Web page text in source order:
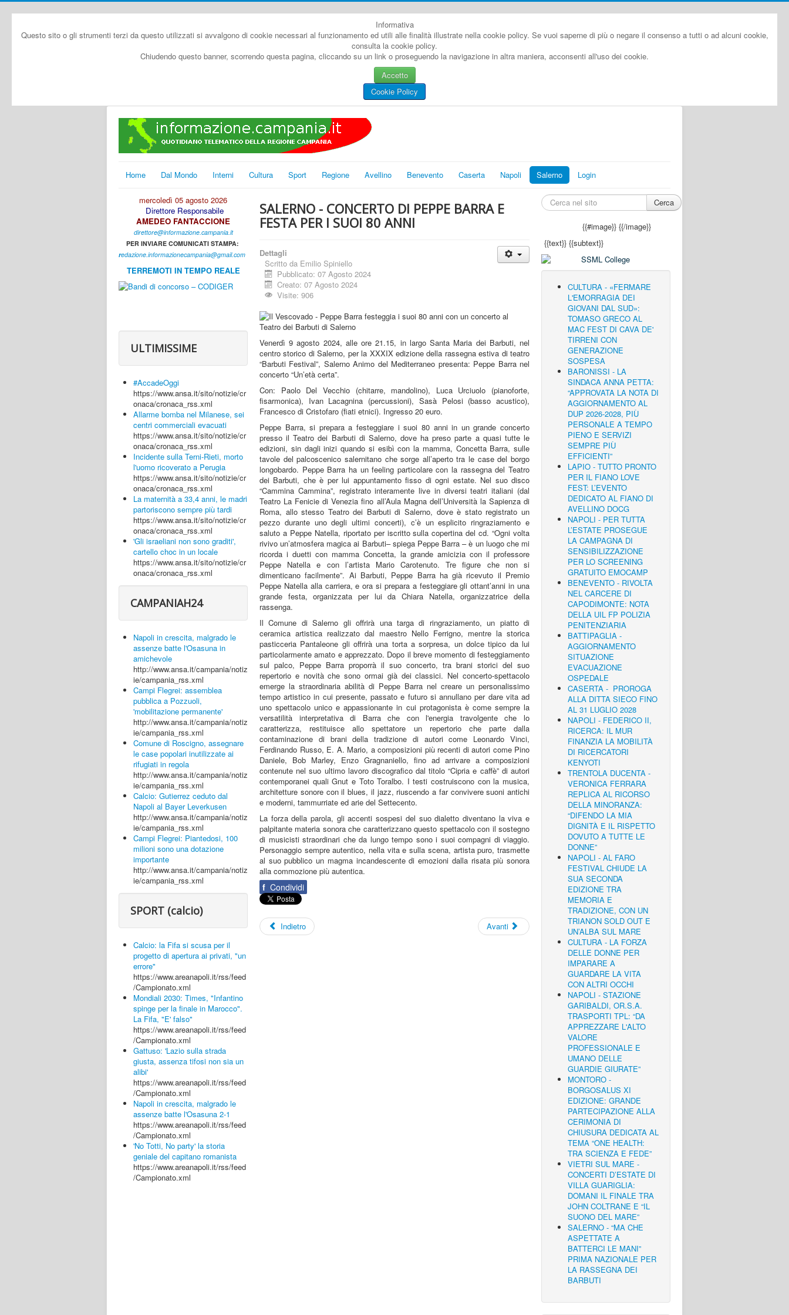
Informativa
Questo sito o gli strumenti terzi da questo utilizzati si avvalgono di cookie necessari al funzionamento ed utili alle finalità illustrate nella cookie policy. Se vuoi saperne di più o negare il consenso a tutti o ad alcuni cookie,
consulta la cookie policy.
Chiudendo questo banner, scorrendo questa pagina, cliccando su un link o proseguendo la navigazione in altra maniera, acconsenti all'uso dei cookie.
Accetto
Cookie Policy
Home Dal Mondo Interni Cultura Sport Regione Avellino Benevento Caserta Napoli Salerno Login
mercoledì 05 agosto 2026
Direttore Responsabile
AMEDEO FANTACCIONE
direttore@informazione.campania.it
PER INVIARE COMUNICATI STAMPA:
redazione.informazionecampania@gmail.com
TERREMOTI IN TEMPO REALE
ULTIMISSIME
#AccadeOggi
https://www.ansa.it/sito/notizie/cr
onaca/cronaca_rss.xml
Allarme bomba nel Milanese, sei
centri commerciali evacuati
https://www.ansa.it/sito/notizie/cr
onaca/cronaca_rss.xml
Incidente sulla Terni-Rieti, morto
l'uomo ricoverato a Perugia
https://www.ansa.it/sito/notizie/cr
onaca/cronaca_rss.xml
La maternità a 33,4 anni, le madri
partoriscono sempre più tardi
https://www.ansa.it/sito/notizie/cr
onaca/cronaca_rss.xml
'Gli israeliani non sono graditi',
cartello choc in un locale
https://www.ansa.it/sito/notizie/cr
onaca/cronaca_rss.xml
CAMPANIAH24
Napoli in crescita, malgrado le
assenze batte l'Osasuna in
amichevole
http://www.ansa.it/campania/notiz
ie/campania_rss.xml
Campi Flegrei: assemblea
pubblica a Pozzuoli,
'mobilitazione permanente'
http://www.ansa.it/campania/notiz
ie/campania_rss.xml
Comune di Roscigno, assegnare
le case popolari inutilizzate ai
rifugiati in regola
http://www.ansa.it/campania/notiz
ie/campania_rss.xml
Calcio: Gutierrez ceduto dal
Napoli al Bayer Leverkusen
http://www.ansa.it/campania/notiz
ie/campania_rss.xml
Campi Flegrei: Piantedosi, 100
milioni sono una dotazione
importante
http://www.ansa.it/campania/notiz
ie/campania_rss.xml
SPORT (calcio)
Calcio: la Fifa si scusa per il
progetto di apertura ai privati, "un
errore"
https://www.areanapoli.it/rss/feed
/Campionato.xml
Mondiali 2030: Times, "Infantino
spinge per la finale in Marocco".
La Fifa, "E' falso"
https://www.areanapoli.it/rss/feed
/Campionato.xml
Gattuso: 'Lazio sulla strada
giusta, assenza tifosi non sia un
alibi'
https://www.areanapoli.it/rss/feed
/Campionato.xml
Napoli in crescita, malgrado le
assenze batte l'Osasuna 2-1
https://www.areanapoli.it/rss/feed
/Campionato.xml
'No Totti, No party' la storia
geniale del capitano romanista
https://www.areanapoli.it/rss/feed
/Campionato.xml
SALERNO - CONCERTO DI PEPPE BARRA E
FESTA PER I SUOI 80 ANNI
Dettagli
Scritto da Emilio Spiniello
Pubblicato: 07 Agosto 2024
Creato: 07 Agosto 2024
Visite: 906
Venerdì 9 agosto 2024, alle ore 21.15, in largo Santa Maria dei Barbuti, nel
centro storico di Salerno, per la XXXIX edizione della rassegna estiva di teatro
“Barbuti Festival”, Salerno Animo del Mediterraneo presenta: Peppe Barra nel
concerto “Un’età certa”.
Con: Paolo Del Vecchio (chitarre, mandolino), Luca Urciuolo (pianoforte,
fisarmonica), Ivan Lacagnina (percussioni), Sasà Pelosi (basso acustico),
Francesco di Cristofaro (fiati etnici). Ingresso 20 euro.
Peppe Barra, si prepara a festeggiare i suoi 80 anni in un grande concerto
presso il Teatro dei Barbuti di Salerno, dove ha preso parte a quasi tutte le
edizioni, sin dagli inizi quando si esibì con la mamma, Concetta Barra, sulle
tavole del palcoscenico salernitano che sorge all’aperto tra le case del borgo
longobardo. Peppe Barra ha un feeling particolare con la rassegna del Teatro
dei Barbuti, che è per lui appuntamento fisso di ogni estate. Nel suo disco
“Cammina Cammina”, registrato interamente live in diversi teatri italiani (dal
Teatro La Fenicie di Venezia fino all’Aula Magna dell’Università la Sapienza di
Roma, allo stesso Teatro dei Barbuti di Salerno, dove è stato registrato un
pezzo durante uno degli ultimi concerti), c’è un esplicito ringraziamento e
saluto a Peppe Natella, riportato per iscritto sulla copertina del cd. “Ogni volta
rivivo un’atmosfera magica ai Barbuti– spiega Peppe Barra – è un luogo che mi
ricorda i duetti con mamma Concetta, la grande amicizia con il professore
Peppe Natella e con l’artista Mario Carotenuto. Tre figure che non si
dimenticano facilmente”. Ai Barbuti, Peppe Barra ha già ricevuto il Premio
Peppe Natella alla carriera, e ora si prepara a festeggiare gli ottant’anni in una
grande festa, organizzata per lui da Chiara Natella, organizzatrice della
rassenga.
Il Comune di Salerno gli offrirà una targa di ringraziamento, un piatto di
ceramica artistica realizzato dal maestro Nello Ferrigno, mentre la storica
pasticceria Pantaleone gli offrirà una torta a sorpresa, un dolce tipico da lui
particolarmente amato e apprezzato. Dopo il breve momento di festeggiamento
sul palco, Peppe Barra proporrà il suo concerto, tra brani storici del suo
repertorio e novità che sono ormai già dei classici. Nel concerto-spettacolo
emerge la straordinaria abilità di Peppe Barra nel creare un personalissimo
tempo artistico in cui presente, passato e futuro si annullano per dare vita ad
uno spettacolo unico e appassionante in cui protagonista è come sempre la
versatilità interpretativa di Barra che con l'energia travolgente che lo
caratterizza, restituisce allo spettatore un repertorio che parte dalla
contaminazione di brani della tradizione di autori come Leonardo Vinci,
Ferdinando Russo, E. A. Mario, a composizioni più recenti di autori come Pino
Daniele, Bob Marley, Enzo Gragnaniello, fino ad arrivare a composizioni
contenute nel suo ultimo lavoro discografico dal titolo “Cipria e caffè” di autori
contemporanei quali Gnut e Toto Toralbo. I testi costruiscono con la musica,
architetture sonore con il blues, il jazz, riuscendo a far convivere suoni antichi
e moderni, tammurriate ed arie del Settecento.
La forza della parola, gli accenti sospesi del suo dialetto diventano la viva e
palpitante materia sonora che caratterizzano questo spettacolo con il sostegno
di musicisti straordinari che da lungo tempo sono i suoi compagni di viaggio.
Personaggio sempre autentico, nella vita e sulla scena, artista puro, trasmette
al suo pubblico un magma incandescente di emozioni dalla risata più sonora
alla commozione più autentica.
f Condividi
Indietro Avanti
Cerca
{{#image}}{{/image}}
{{text}} {{subtext}}
CULTURA - «FERMARE
L'EMORRAGIA DEI
GIOVANI DAL SUD»:
TOMASO GRECO AL
MAC FEST DI CAVA DE'
TIRRENI CON
GENERAZIONE
SOSPESA
BARONISSI - LA
SINDACA ANNA PETTA:
“APPROVATA LA NOTA DI
AGGIORNAMENTO AL
DUP 2026-2028, PIÙ
PERSONALE A TEMPO
PIENO E SERVIZI
SEMPRE PIÙ
EFFICIENTI”
LAPIO - TUTTO PRONTO
PER IL FIANO LOVE
FEST: L’EVENTO
DEDICATO AL FIANO DI
AVELLINO DOCG
NAPOLI - PER TUTTA
L’ESTATE PROSEGUE
LA CAMPAGNA DI
SENSIBILIZZAZIONE
PER LO SCREENING
GRATUITO EMOCAMP
BENEVENTO - RIVOLTA
NEL CARCERE DI
CAPODIMONTE: NOTA
DELLA UIL FP POLIZIA
PENITENZIARIA
BATTIPAGLIA -
AGGIORNAMENTO
SITUAZIONE
EVACUAZIONE
OSPEDALE
CASERTA - PROROGA
ALLA DITTA SIECO FINO
AL 31 LUGLIO 2028
NAPOLI - FEDERICO II,
RICERCA: IL MUR
FINANZIA LA MOBILITÀ
DI RICERCATORI
KENYOTI
TRENTOLA DUCENTA -
VERONICA FERRARA
REPLICA AL RICORSO
DELLA MINORANZA:
“DIFENDO LA MIA
DIGNITÀ E IL RISPETTO
DOVUTO A TUTTE LE
DONNE”
NAPOLI - AL FARO
FESTIVAL CHIUDE LA
SUA SECONDA
EDIZIONE TRA
MEMORIA E
TRADIZIONE, CON UN
TRIANON SOLD OUT E
UN’ALBA SUL MARE
CULTURA - LA FORZA
DELLE DONNE PER
IMPARARE A
GUARDARE LA VITA
CON ALTRI OCCHI
NAPOLI - STAZIONE
GARIBALDI, OR.S.A.
TRASPORTI TPL: “DA
APPREZZARE L'ALTO
VALORE
PROFESSIONALE E
UMANO DELLE
GUARDIE GIURATE”
MONTORO -
BORGOSALUS XI
EDIZIONE: GRANDE
PARTECIPAZIONE ALLA
CERIMONIA DI
CHIUSURA DEDICATA AL
TEMA “ONE HEALTH:
TRA SCIENZA E FEDE”
VIETRI SUL MARE -
CONCERTI D’ESTATE DI
VILLA GUARIGLIA:
DOMANI IL FINALE TRA
JOHN COLTRANE E “IL
SUONO DEL MARE”
SALERNO - “MA CHE
ASPETTATE A
BATTERCI LE MANI”
PRIMA NAZIONALE PER
LA RASSEGNA DEI
BARBUTI